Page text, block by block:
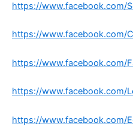
https://www.facebook.com/
https://www.facebook.com/
https://www.facebook.com/
https://www.facebook.com/
https://www.facebook.com/